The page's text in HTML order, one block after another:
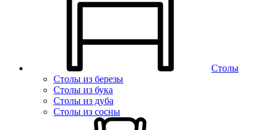
Столы
Столы из березы
Столы из бука
Столы из дуба
Столы из сосны